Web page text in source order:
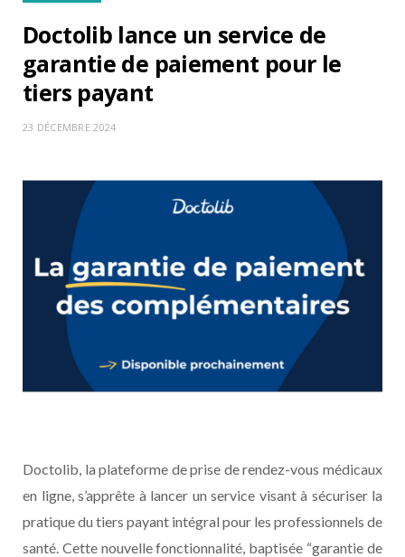
Doctolib lance un service de
garantie de paiement pour le
tiers payant
23 DÉCEMBRE 2024
Doctolib, la plateforme de prise de rendez-vous médicaux
en ligne, s’apprête à lancer un service visant à sécuriser la
pratique du tiers payant intégral pour les professionnels de
santé. Cette nouvelle fonctionnalité, baptisée “garantie de